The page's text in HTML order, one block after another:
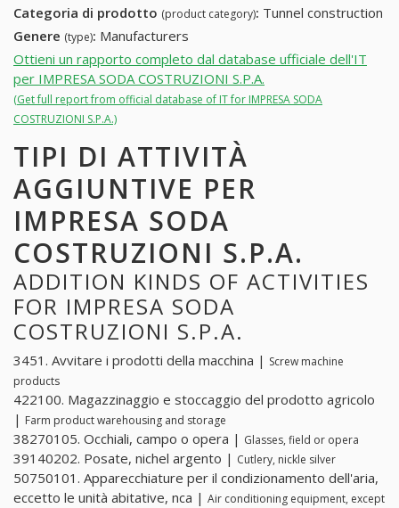
Categoria di prodotto (product category): Tunnel construction
Genere (type): Manufacturers
Ottieni un rapporto completo dal database ufficiale dell'IT
per IMPRESA SODA COSTRUZIONI S.P.A.
(Get full report from official database of IT for IMPRESA SODA
COSTRUZIONI S.P.A.)
TIPI DI ATTIVITÀ
AGGIUNTIVE PER
IMPRESA SODA
COSTRUZIONI S.P.A.
ADDITION KINDS OF ACTIVITIES
FOR IMPRESA SODA
COSTRUZIONI S.P.A.
3451. Avvitare i prodotti della macchina | Screw machine
products
422100. Magazzinaggio e stoccaggio del prodotto agricolo
| Farm product warehousing and storage
38270105. Occhiali, campo o opera | Glasses, field or opera
39140202. Posate, nichel argento | Cutlery, nickle silver
50750101. Apparecchiature per il condizionamento dell'aria,
eccetto le unità abitative, nca | Air conditioning equipment, except